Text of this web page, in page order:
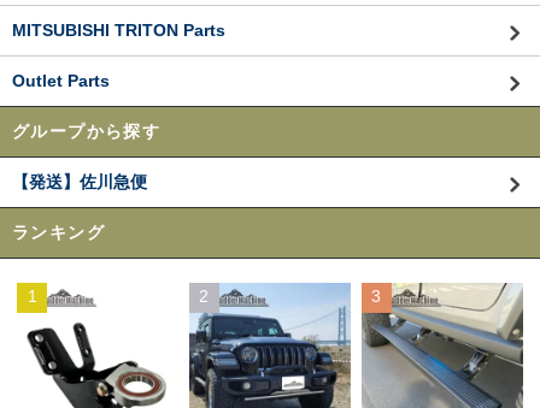
MITSUBISHI TRITON Parts
Outlet Parts
グループから探す
【発送】佐川急便
ランキング
1 2 3